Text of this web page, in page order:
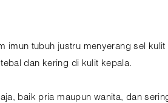
imun tubuh justru menyerang sel
dan kering di kulit kepala.
baik pria maupun wanita, dan